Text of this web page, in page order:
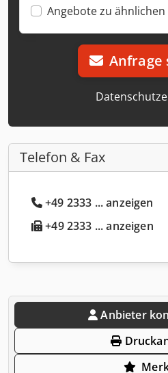
Angebote zu
Anfrage
Telefon & Fax
+49 2333 ... anzeigen
+49 2333 ... anzeigen
Anbieter